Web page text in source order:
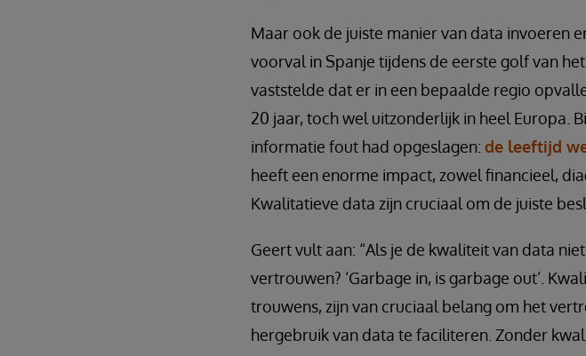
Maar ook de juiste manier van data invoeren
voorval in Spanje tijdens de eerste golf van
vaststelde dat er in een bepaalde regio
20 jaar, toch wel uitzonderlijk in heel Europa.
informatie fout had opgeslagen: de leeftijd
heeft een enorme impact, zowel financieel,
Kwalitatieve data zijn cruciaal om de juiste
Geert vult aan: “Als je de kwaliteit van data
vertrouwen? ‘Garbage in, is garbage out’.
trouwens, zijn van cruciaal belang om het
hergebruik van data te faciliteren. Zonder